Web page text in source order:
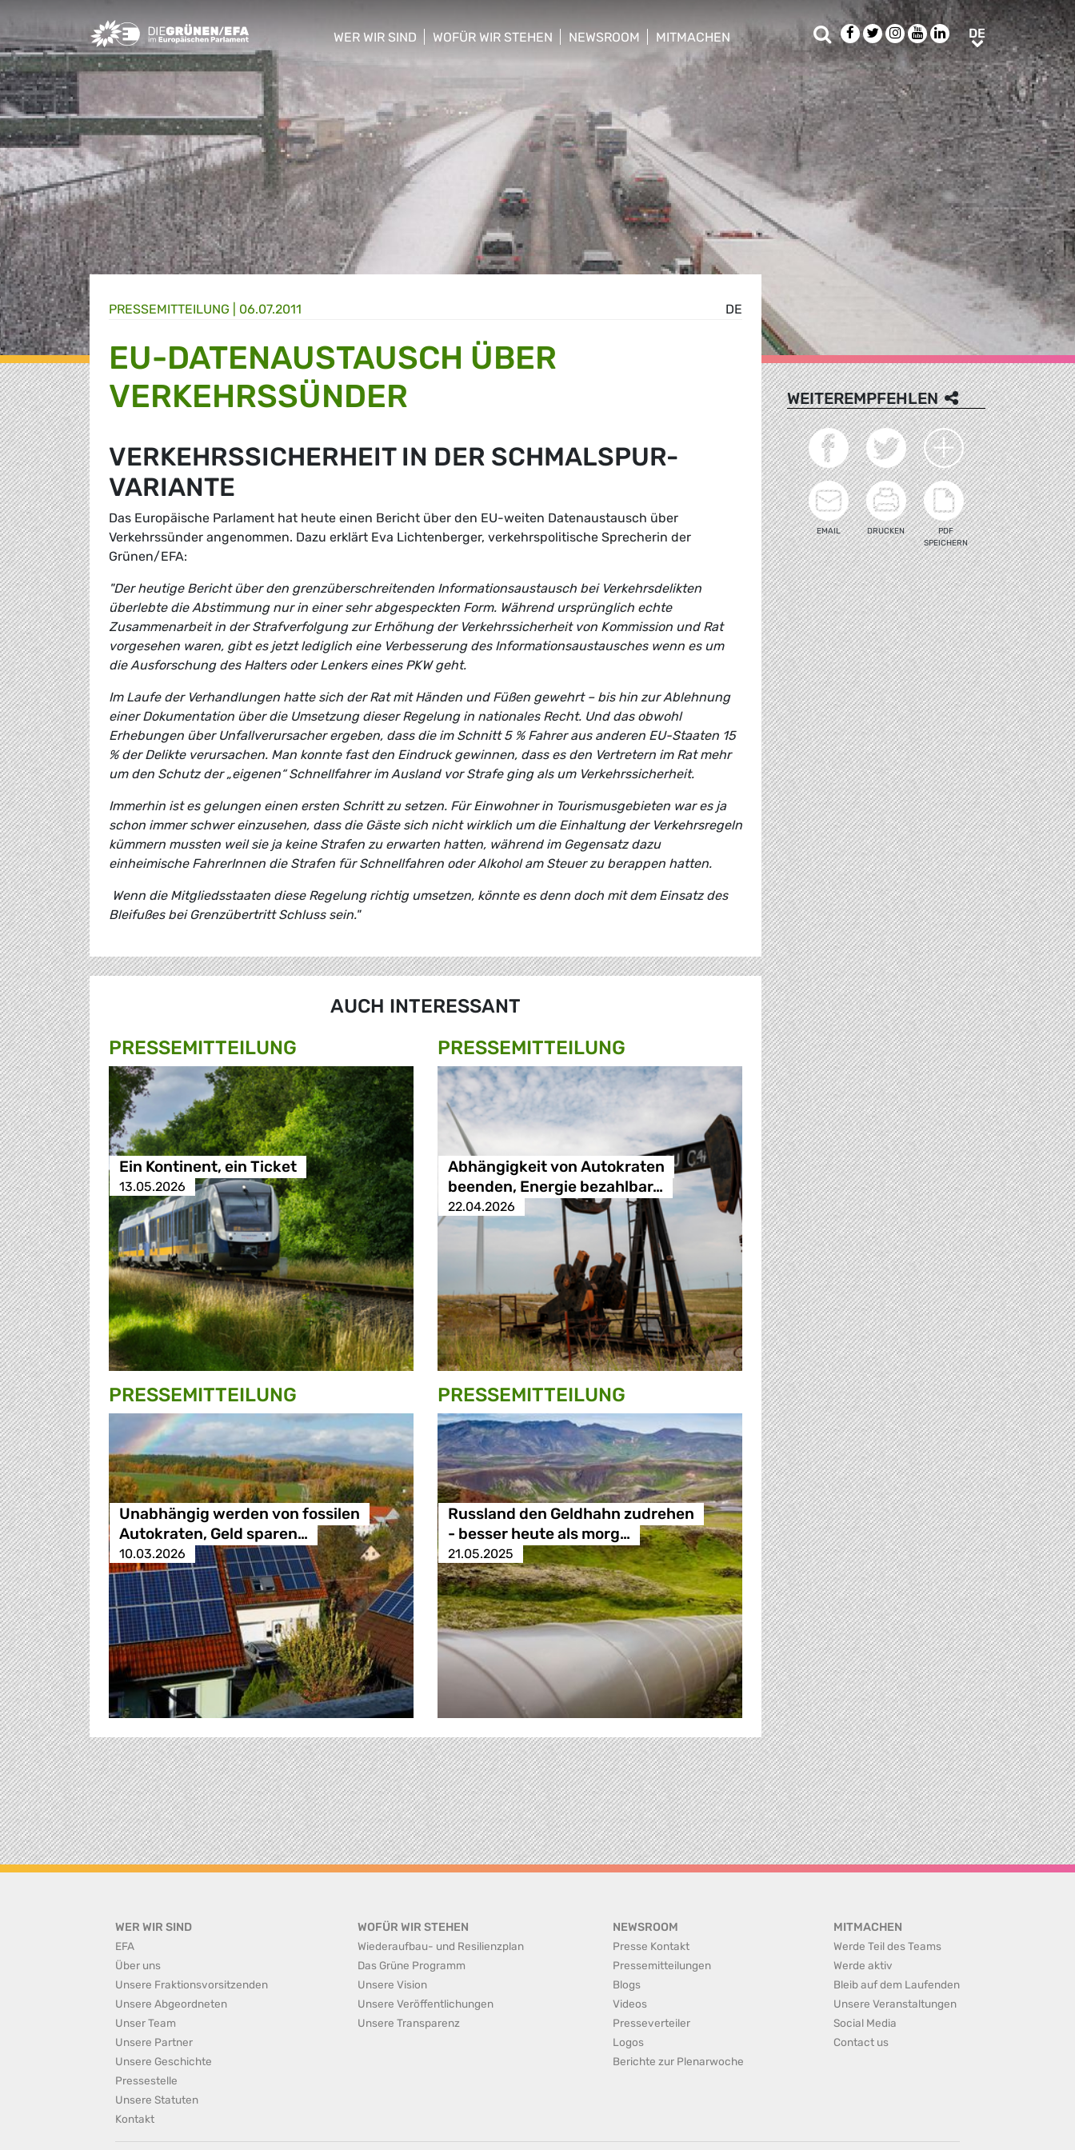
Greens/EFA Home
WER WIR SIND
WOFÜR WIR STEHEN
NEWSROOM
show/hide sub menu
MITMACHEN
show/hide sub menu
SucheFacebook
TwitterInstagram
Youtube
LinkedIn
DEDE
DE
PRESSE­MITTEILUNG 06.07.2011
EU-DATENAUSTAUSCH ÜBER
VERKEHRSSÜNDER
VERKEHRSSICHERHEIT IN DER SCHMALSPUR-
VARIANTE
Das Europäische Parlament hat heute einen Bericht über den EU-weiten Datenaustausch über
Verkehrssünder angenommen. Dazu erklärt Eva Lichtenberger, verkehrspolitische Sprecherin der
Grünen/EFA:
"Der heutige Bericht über den grenzüberschreitenden Informationsaustausch bei Verkehrsdelikten
überlebte die Abstimmung nur in einer sehr abgespeckten Form. Während ursprünglich echte
Zusammenarbeit in der Strafverfolgung zur Erhöhung der Verkehrssicherheit von Kommission und Rat
vorgesehen waren, gibt es jetzt lediglich eine Verbesserung des Informationsaustausches wenn es um
die Ausforschung des Halters oder Lenkers eines PKW geht.
Im Laufe der Verhandlungen hatte sich der Rat mit Händen und Füßen gewehrt – bis hin zur Ablehnung
einer Dokumentation über die Umsetzung dieser Regelung in nationales Recht. Und das obwohl
Erhebungen über Unfallverursacher ergeben, dass die im Schnitt 5 % Fahrer aus anderen EU-Staaten 15
% der Delikte verursachen. Man konnte fast den Eindruck gewinnen, dass es den Vertretern im Rat mehr
um den Schutz der „eigenen“ Schnellfahrer im Ausland vor Strafe ging als um Verkehrssicherheit.
Immerhin ist es gelungen einen ersten Schritt zu setzen. Für Einwohner in Tourismusgebieten war es ja
schon immer schwer einzusehen, dass die Gäste sich nicht wirklich um die Einhaltung der Verkehrsregeln
kümmern mussten weil sie ja keine Strafen zu erwarten hatten, während im Gegensatz dazu
einheimische FahrerInnen die Strafen für Schnellfahren oder Alkohol am Steuer zu berappen hatten.
Wenn die Mitgliedsstaaten diese Regelung richtig umsetzen, könnte es denn doch mit dem Einsatz des
Bleifußes bei Grenzübertritt Schluss sein."
AUCH INTERESSANT
PRESSE­MITTEILUNG
Ein Kontinent, ein Ticket
13.05.2026
PRESSE­MITTEILUNG
Abhängigkeit von Autokraten
beenden, Energie bezahlbar…
22.04.2026
PRESSE­MITTEILUNG
Unabhängig werden von fossilen
Autokraten, Geld sparen…
10.03.2026
PRESSE­MITTEILUNG
Russland den Geldhahn zudrehen
- besser heute als morg…
21.05.2025
WEITEREMPFEHLEN
EMAIL DRUCKEN
PDF
SPEICHERN
WER WIR SIND
EFA
Über uns
Unsere Fraktionsvorsitzenden
Unsere Abgeordneten
Unser Team
Unsere Partner
Unsere Geschichte
Pressestelle
Unsere Statuten
Kontakt
WOFÜR WIR STEHEN
Wiederaufbau- und Resilienzplan
Das Grüne Programm
Unsere Vision
Unsere Veröffentlichungen
Unsere Transparenz
NEWSROOM
Presse Kontakt
Pressemitteilungen
Blogs
Videos
Presseverteiler
Logos
Berichte zur Plenarwoche
MITMACHEN
Werde Teil des Teams
Werde aktiv
Bleib auf dem Laufenden
Unsere Veranstaltungen
Social Media
Contact us